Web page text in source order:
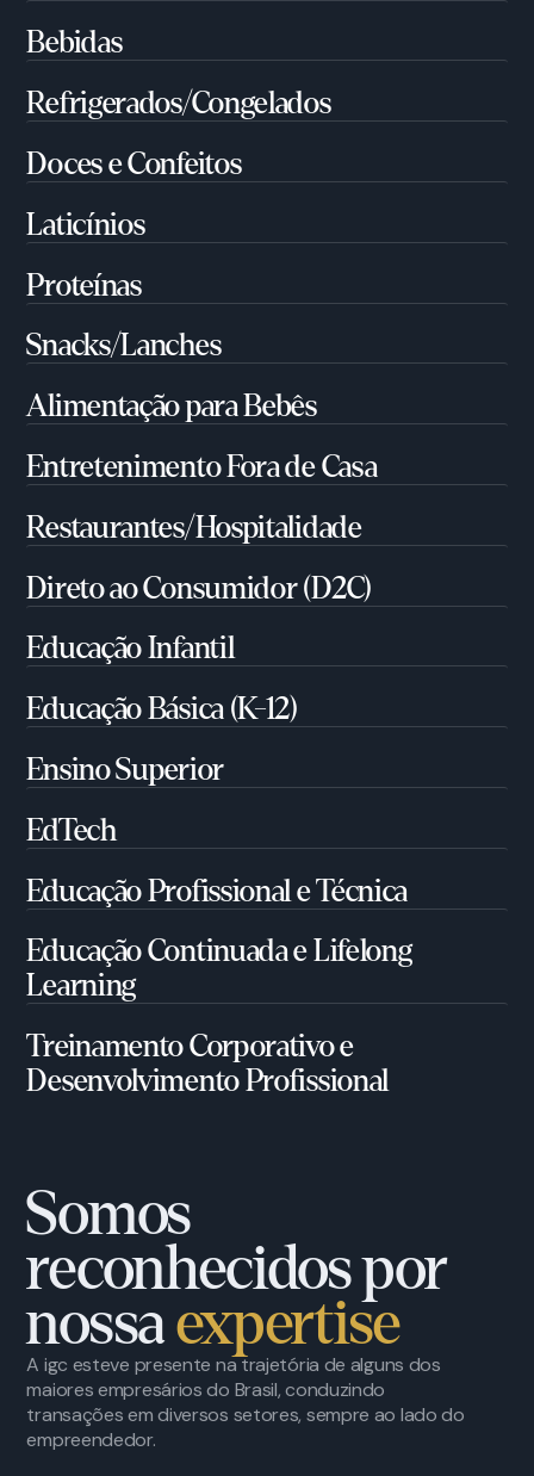
Bebidas
Refrigerados/Congelados
Doces e Confeitos
Laticínios
Proteínas
Snacks/Lanches
Alimentação para Bebês
Entretenimento Fora de Casa
Restaurantes/Hospitalidade
Direto ao Consumidor (D2C)
Educação Infantil
Educação Básica (K-12)
Ensino Superior
EdTech
Educação Profissional e Técnica
Educação Continuada e Lifelong
Learning
Treinamento Corporativo e
Desenvolvimento Profissional
Somos
reconhecidos por
nossaexpertise
A igc esteve presente na trajetória de alguns dos
maiores empresários do Brasil, conduzindo
transações em diversos setores, sempre ao lado do
empreendedor.